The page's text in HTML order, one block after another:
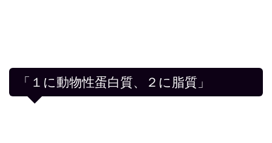
「１に動物性蛋白質、２に脂質」